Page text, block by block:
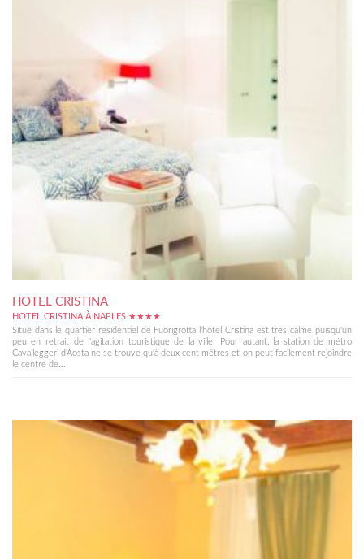
HOTEL CRISTINA
HOTEL CRISTINA À NAPLES ★★★★
Situé dans le quartier résidentiel de Fuorigrotta l'hôtel Cristina est très calme puisqu'un
peu en retrait de l'agitation touristique de la ville. Pour autant, la station de métro
Cavalleggeri d'Aosta ne se trouve qu'à deux cent mètres et on peut facilement rejoindre
le centre de...